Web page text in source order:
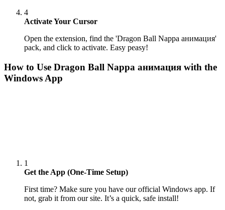
4
Activate Your Cursor
Open the extension, find the 'Dragon Ball Nappa анимация'
pack, and click to activate. Easy peasy!
How to Use Dragon Ball Nappa анимация with the
Windows App
1
Get the App (One-Time Setup)
First time? Make sure you have our official Windows app. If
not, grab it from our site. It’s a quick, safe install!